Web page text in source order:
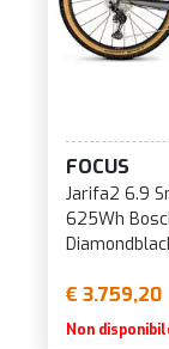
FOCUS
Jarifa2 6.9
625Wh
€ 3.759,20
Non